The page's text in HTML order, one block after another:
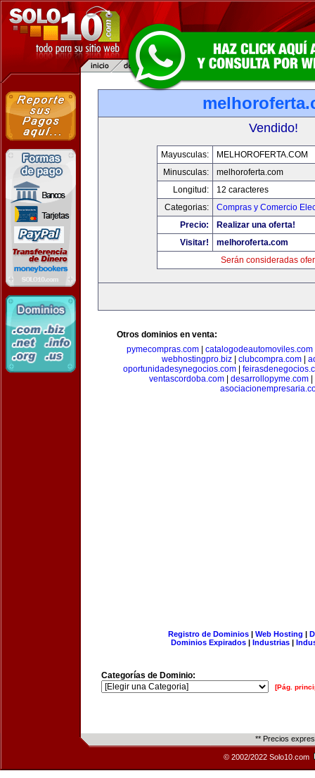
Vendido!
Mayusculas:
MELHOROFERTA.COM
Minusculas:
melhoroferta.com
Longitud:
12 caracteres
Categorias:
Compras y Comercio
Precio:
Realizar una oferta!
Visitar!
melhoroferta.com
Serán consideradas
Otros dominios en venta:
pymecompras.com| catalogodeautomoviles.com
webhostingpro.biz| clubcompra.com|
oportunidadesynegocios.com|
ventascordoba.com| desarrollopyme.com|
Registro de Dominios| Web Hosting |
Dominios Expirados | Industrias |
Categorías de Dominio:
[Pág.
** Precios
© 2002/2022 Solo10.com